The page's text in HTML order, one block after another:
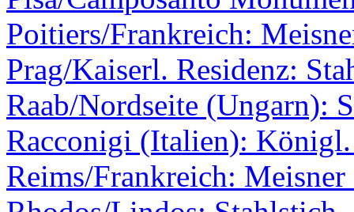
Poitiers/Frankreich:
Prag/Kaiserl. Residenz:
Raab/Nordseite (Ungarn):
Racconigi (Italien): Königl.
Reims/Frankreich: Meisner